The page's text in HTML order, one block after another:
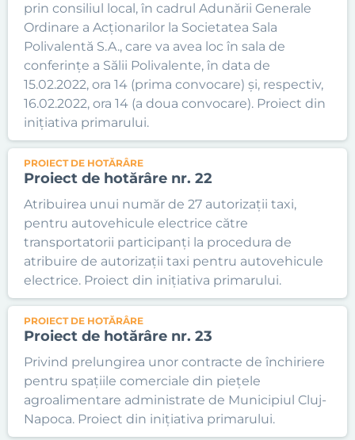
prin consiliul local, în cadrul Adunării Generale
Ordinare a Acționarilor la Societatea Sala
Polivalentă S.A., care va avea loc în sala de
conferințe a Sălii Polivalente, în data de
15.02.2022, ora 14 (prima convocare) și, respectiv,
16.02.2022, ora 14 (a doua convocare). Proiect din
inițiativa primarului.
PROIECT DE HOTĂRÂRE
Proiect de hotărâre nr. 22
Atribuirea unui număr de 27 autorizații taxi,
pentru autovehicule electrice către
transportatorii participanți la procedura de
atribuire de autorizații taxi pentru autovehicule
electrice. Proiect din inițiativa primarului.
PROIECT DE HOTĂRÂRE
Proiect de hotărâre nr. 23
Privind prelungirea unor contracte de închiriere
pentru spațiile comerciale din piețele
agroalimentare administrate de Municipiul Cluj-
Napoca. Proiect din inițiativa primarului.